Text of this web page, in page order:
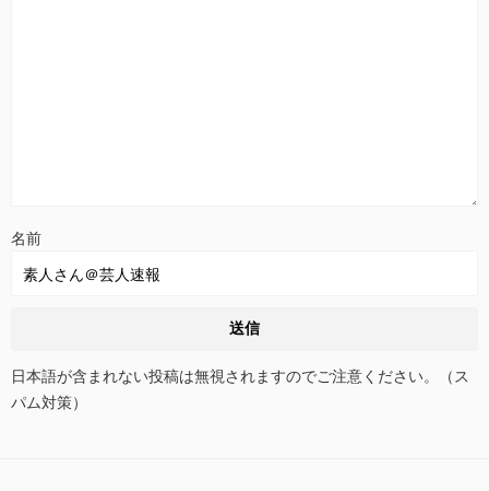
名前
日本語が含まれない投稿は無視されますのでご注意ください。（ス
パム対策）